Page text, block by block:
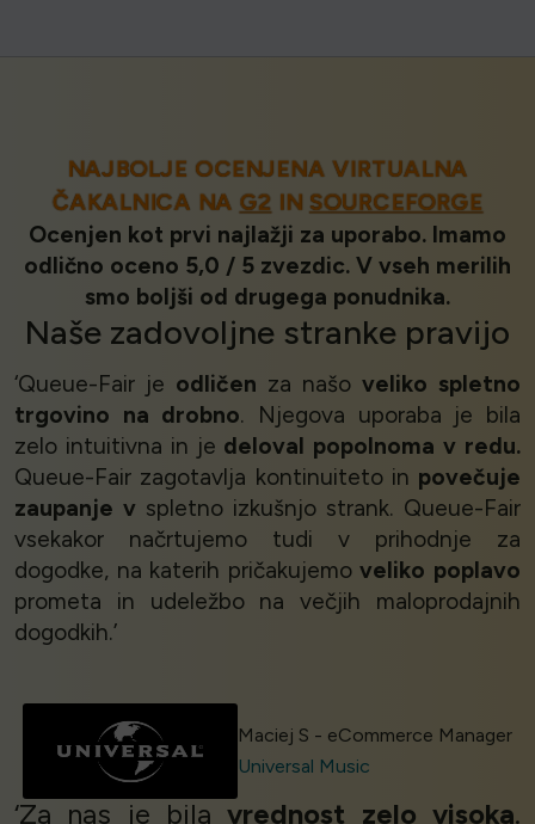
NAJBOLJE OCENJENA VIRTUALNA
ČAKALNICA NA G2 IN SOURCEFORGE
Ocenjen kot prvi najlažji za uporabo. Imamo
odlično oceno 5,0 / 5 zvezdic. V vseh merilih
smo boljši od drugega ponudnika.
Naše zadovoljne stranke pravijo
‘Queue-Fair je odličen za našo veliko spletno
trgovino na drobno. Njegova uporaba je bila
zelo intuitivna in je deloval popolnoma v redu.
Queue-Fair zagotavlja kontinuiteto in povečuje
zaupanje v spletno izkušnjo strank. Queue-Fair
vsekakor načrtujemo tudi v prihodnje za
dogodke, na katerih pričakujemoveliko poplavo
prometa in udeležbo na večjih maloprodajnih
dogodkih.’
Maciej S - eCommerce Manager
Universal Music
‘Za nas je bilavrednost zelo visoka.